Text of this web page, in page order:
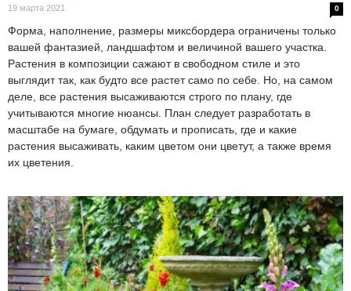
19 марта 2021 0
Форма, наполнение, размеры миксбордера ограничены только
вашей фантазией, ландшафтом и величиной вашего участка.
Растения в композиции сажают в свободном стиле и это
выглядит так, как будто все растет само по себе. Но, на самом
деле, все растения высаживаются строго по плану, где
учитываются многие нюансы. План следует разработать в
масштабе на бумаге, обдумать и прописать, где и какие
растения высаживать, каким цветом они цветут, а также время
их цветения.